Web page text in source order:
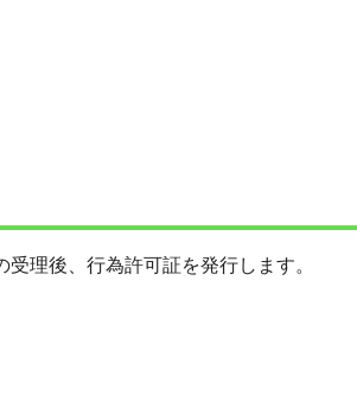
理後、行為許可証を発行します。